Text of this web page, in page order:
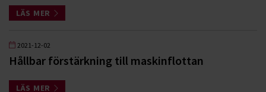
LÄS MER
2021-12-02
Hållbar förstärkning till maskinflottan
LÄS MER